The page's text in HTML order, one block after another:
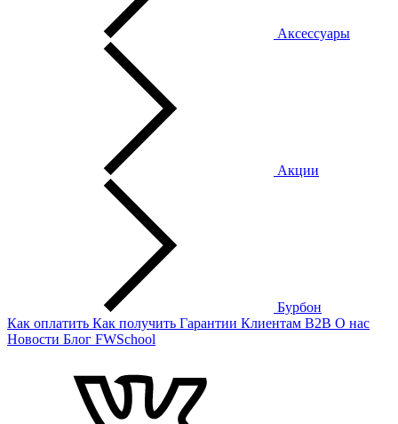
Аксессуары
Акции
Бурбон
Как оплатить Как получить Гарантии Клиентам B2B О нас
Новости Блог FWSchool